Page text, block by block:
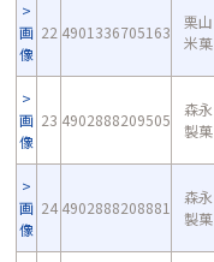
画
像
22 4901336705163
栗山
米菓
画
像
23 4902888209505
森永
製菓
画
像
24 4902888208881
森永
製菓